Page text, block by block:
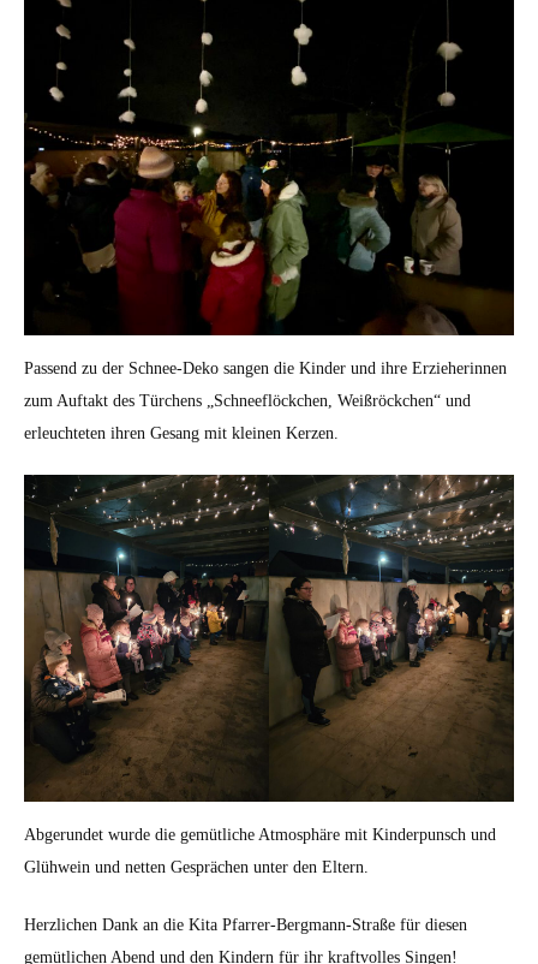
Passend zu der Schnee-Deko sangen die Kinder und ihre Erzieherinnen
zum Auftakt des Türchens „Schneeflöckchen, Weißröckchen“ und
erleuchteten ihren Gesang mit kleinen Kerzen.
Abgerundet wurde die gemütliche Atmosphäre mit Kinderpunsch und
Glühwein und netten Gesprächen unter den Eltern.
Herzlichen Dank an die Kita Pfarrer-Bergmann-Straße für diesen
gemütlichen Abend und den Kindern für ihr kraftvolles Singen!